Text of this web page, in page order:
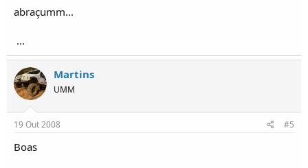
abraçumm...
...
Martins
UMM
19 Out 2008 #5
Boas